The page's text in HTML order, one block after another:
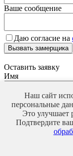
Ваше сообщение
Даю согласие на
Вызвать замерщика
Оставить заявку
Имя
Телефон*
Ваше сообщение
Наш сайт
персональные
Это улучшает
Подтвердите